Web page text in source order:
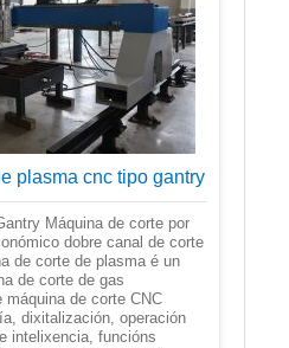
plasma cnc tipo gantry
Máquina de corte por
dobre canal de corte
de corte de plasma é un
de corte de gas
de corte CNC
dixitalización, operación
intelixencia, funcións